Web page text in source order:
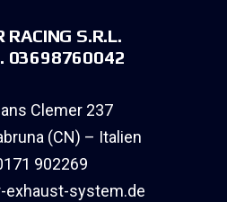
RACING S.R.L.
03698760042
Clemer 237
(CN) – Italien
902269
exhaust-system.de